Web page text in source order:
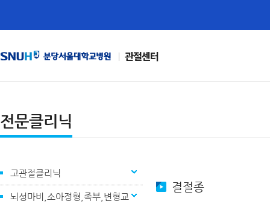
관절센터
전문클리닉
고관절클리닉
뇌성마비,소아정형,족부,변형교
결절종